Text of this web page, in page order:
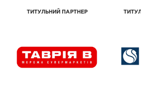
ТИТУЛЬНИЙ ПАРТНЕР